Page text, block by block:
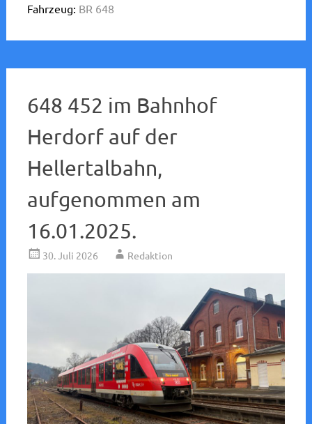
Fahrzeug: BR 648
648 452 im Bahnhof
Herdorf auf der
Hellertalbahn,
aufgenommen am
16.01.2025.
30. Juli 2026 Redaktion